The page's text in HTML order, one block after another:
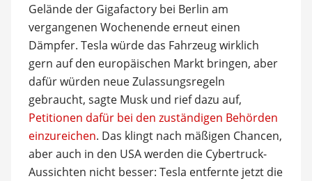
Gelände der Gigafactory bei Berlin am
vergangenen Wochenende erneut einen
Dämpfer. Tesla würde das Fahrzeug wirklich
gern auf den europäischen Markt bringen, aber
dafür würden neue Zulassungsregeln
gebraucht, sagte Musk und rief dazu auf,
Petitionen dafür bei den zuständigen Behörden
einzureichen. Das klingt nach mäßigen Chancen,
aber auch in den USA werden die Cybertruck-
Aussichten nicht besser: Tesla entfernte jetzt die